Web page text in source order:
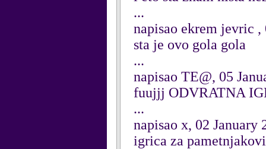
...
napisao ekrem jevric ,
sta je ovo gola gola
...
napisao TE@, 05
fuujjj ODVRATNA
...
napisao x, 02 January
igrica za